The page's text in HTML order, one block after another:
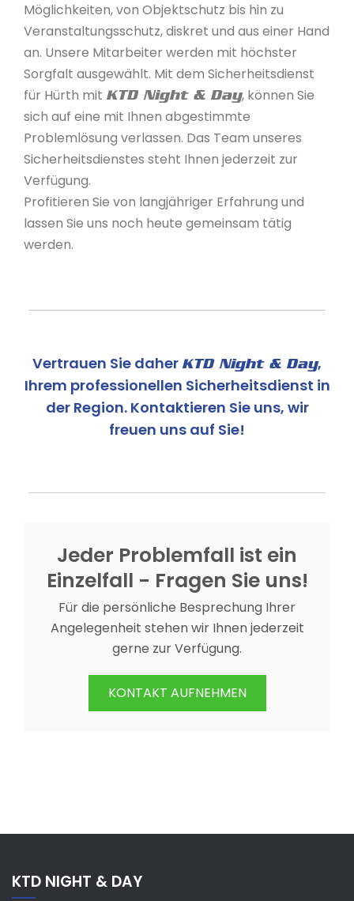
Möglichkeiten, von Objektschutz bis hin zu
Veranstaltungsschutz, diskret und aus einer Hand
an. Unsere Mitarbeiter werden mit höchster
Sorgfalt ausgewählt. Mit dem Sicherheitsdienst
für Hürth mit KTD Night & Day, können Sie
sich auf eine mit Ihnen abgestimmte
Problemlösung verlassen. Das Team unseres
Sicherheitsdienstes steht Ihnen jederzeit zur
Verfügung.
Profitieren Sie von langjähriger Erfahrung und
lassen Sie uns noch heute gemeinsam tätig
werden.
Vertrauen Sie daher KTD Night & Day,
Ihrem professionellen Sicherheitsdienst in
der Region. Kontaktieren Sie uns, wir
freuen uns auf Sie!
Jeder Problemfall ist ein
Einzelfall - Fragen Sie uns!
Für die persönliche Besprechung Ihrer
Angelegenheit stehen wir Ihnen jederzeit
gerne zur Verfügung.
KONTAKT AUFNEHMEN
KTD NIGHT & DAY